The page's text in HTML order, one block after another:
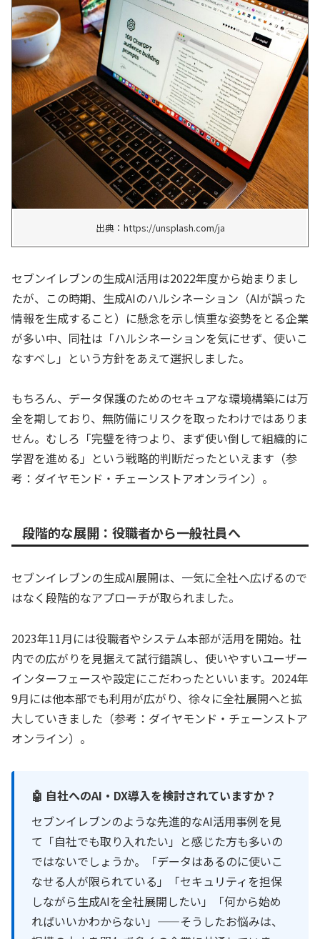
出典：https://unsplash.com/ja
セブンイレブンの生成AI活用は2022年度から始まりまし
たが、この時期、生成AIのハルシネーション（AIが誤った
情報を生成すること）に懸念を示し慎重な姿勢をとる企業
が多い中、同社は「ハルシネーションを気にせず、使いこ
なすべし」という方針をあえて選択しました。
もちろん、データ保護のためのセキュアな環境構築には万
全を期しており、無防備にリスクを取ったわけではありま
せん。むしろ「完璧を待つより、まず使い倒して組織的に
学習を進める」という戦略的判断だったといえます（参
考：ダイヤモンド・チェーンストアオンライン）。
段階的な展開：役職者から一般社員へ
セブンイレブンの生成AI展開は、一気に全社へ広げるので
はなく段階的なアプローチが取られました。
2023年11月には役職者やシステム本部が活用を開始。社
内での広がりを見据えて試行錯誤し、使いやすいユーザー
インターフェースや設定にこだわったといいます。2024年
9月には他本部でも利用が広がり、徐々に全社展開へと拡
大していきました（参考：ダイヤモンド・チェーンストア
オンライン）。
🤖 自社へのAI・DX導入を検討されていますか？
セブンイレブンのような先進的なAI活用事例を見
て「自社でも取り入れたい」と感じた方も多いの
ではないでしょうか。「データはあるのに使いこ
なせる人が限られている」「セキュリティを担保
しながら生成AIを全社展開したい」「何から始め
ればいいかわからない」——そうしたお悩みは、